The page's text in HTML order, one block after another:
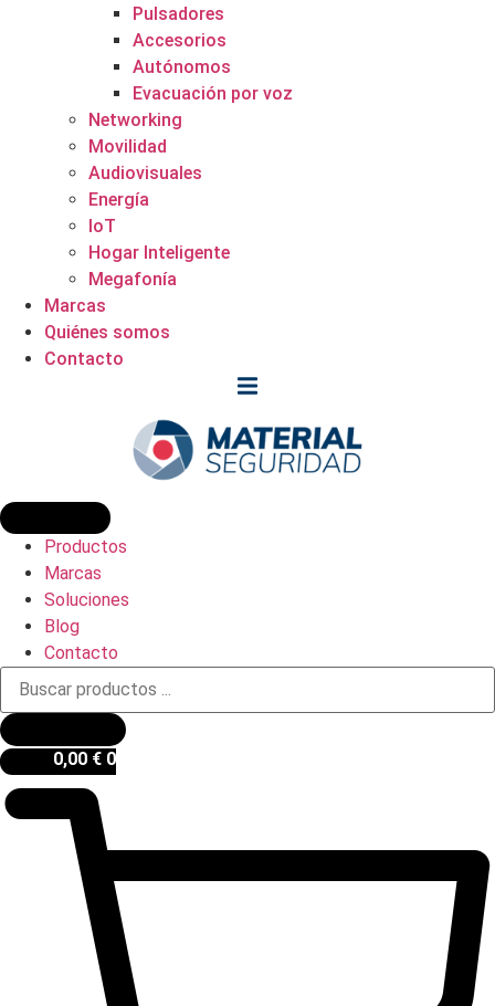
Pulsadores
Accesorios
Autónomos
Evacuación por voz
Networking
Movilidad
Audiovisuales
Energía
IoT
Hogar Inteligente
Megafonía
Marcas
Quiénes somos
Contacto
Productos
Marcas
Soluciones
Blog
Contacto
Búsqueda
productos
0,00 € 0